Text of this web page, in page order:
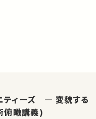
ティーズ ― 変貌する
瞰講義)